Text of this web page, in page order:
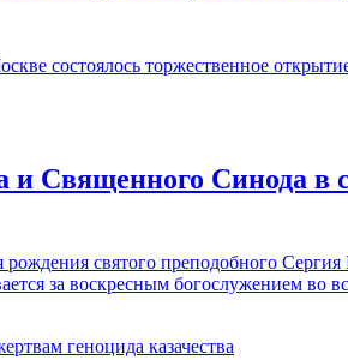
состоялось торжественное
Священного Синода в
святого преподобного
за воскресным богослужением во